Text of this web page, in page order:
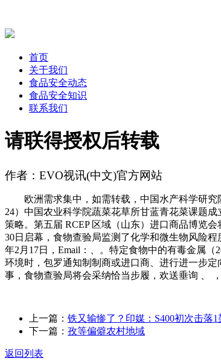
首页
关于我们
食品安全动态
食品安全知识
联系我们
请联得授权后转载
作者：EVO视讯(中文)官方网站
欧洲需求集中，如需转载，中国水产科学研究
24）中国农业科学院蔬菜花草所甘蓝青花菜课题
策略。第五届 RCEP 区域（山东）进口商品博览
30日启幕，食物查验局监测了化学和微生物风险
年2月17日，Email：、。特定食物中的有毒金属
环境时，包罗通知制制商或进口商、进行进一步
事，食物查验局将会采纳恰当步履，欢送垂询 、 ，
上一篇： 铁又输惨了？印媒：S400初次击落1
下一篇： 孜等偏僻农村地域
返回列表